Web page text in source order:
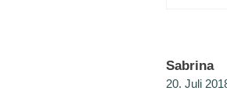
Sabrina
20. Juli